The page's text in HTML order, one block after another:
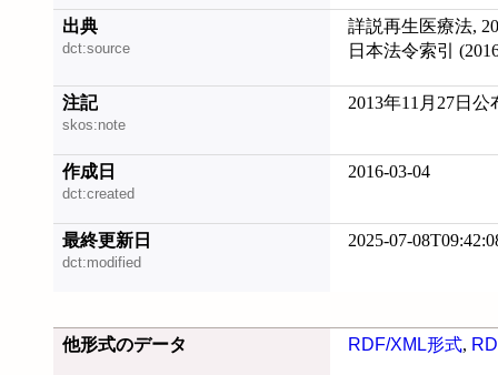
出典
dct:source
詳説再生医療法,
日本法令索引
注記
skos:note
2013年11月27日公
作成日
dct:created
2016-03-04
最終更新日
dct:modified
2025-07-
他形式のデータ RDF/XML形式,